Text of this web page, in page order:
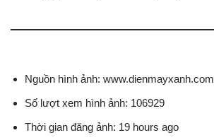
Nguồn hình ảnh: www.dienmayxanh.com
Số lượt xem hình ảnh: 106929
Thời gian đăng ảnh: 19 hours ago